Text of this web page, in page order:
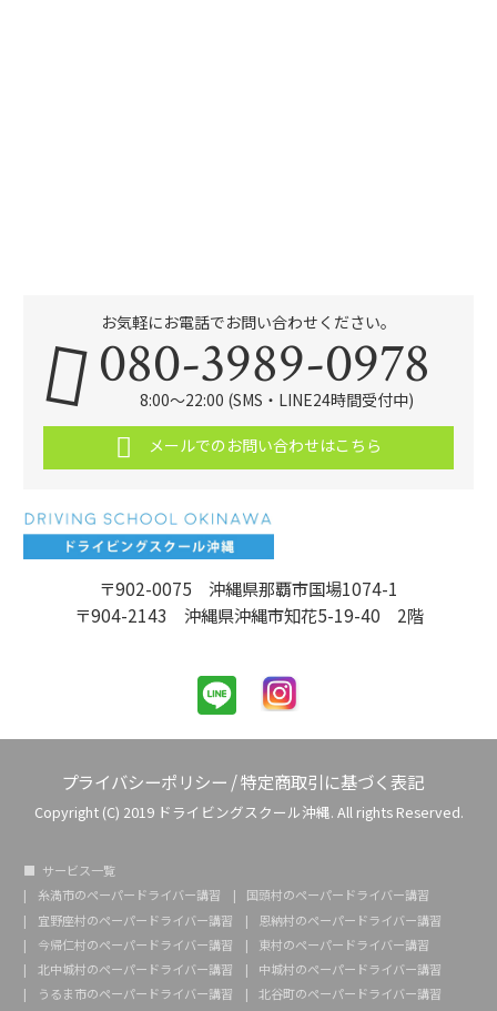
〒902-0075 沖縄県那覇市国場1074-1
〒904-2143 沖縄県沖縄市知花5-19-40 2階
お気軽にお電話でお問い合わせください。
080-3989-0978
8:00～22:00 (SMS・LINE24時間受付中)
メールでのお問い合わせはこちら
プライバシーポリシー /特定商取引に基づく表記
Copyright (C) 2019 ドライビングスクール沖縄. All rights Reserved.
サービス一覧
糸満市のペーパードライバー講習
国頭村のペーパードライバー講習
宜野座村のペーパードライバー講習
恩納村のペーパードライバー講習
今帰仁村のペーパードライバー講習
東村のペーパードライバー講習
北中城村のペーパードライバー講習
中城村のペーパードライバー講習
うるま市のペーパードライバー講習
北谷町のペーパードライバー講習